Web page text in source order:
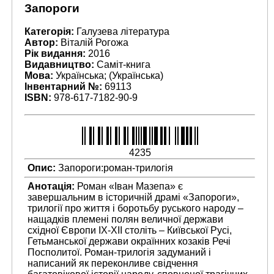
Запороги
Категорія: Галузева література
Автор: Віталій Рогожа
Рік видання: 2016
Видавництво: Саміт-книга
Мова: Українська; (Українська)
Інвентарний №: 69113
ISBN: 978-617-7182-90-9
4235
Опис: Запороги:роман-трилогія
Анотація: Роман «Іван Мазепа» є
завершальним в історичній драмі «Запороги»,
трилогії про життя і боротьбу руського народу –
нащадків племені полян величної держави
східної Європи IX-XII століть – Київської Русі,
Гетьманської держави окраїнних козаків Речі
Посполитої. Роман-трилогія задуманий і
написаний як переконливе свідчення